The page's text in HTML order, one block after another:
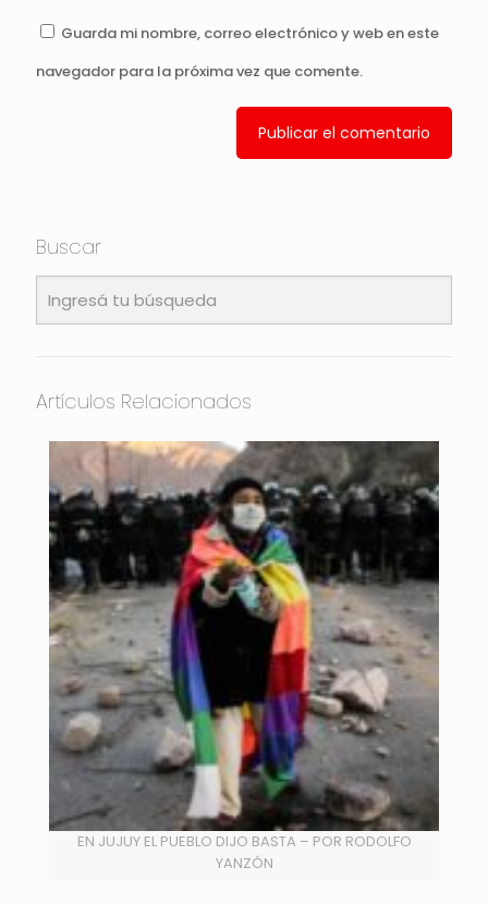
Guarda mi nombre, correo electrónico y web en este
navegador para la próxima vez que comente.
Buscar
Artículos Relacionados
EN JUJUY EL PUEBLO DIJO BASTA – POR RODOLFO
YANZÓN